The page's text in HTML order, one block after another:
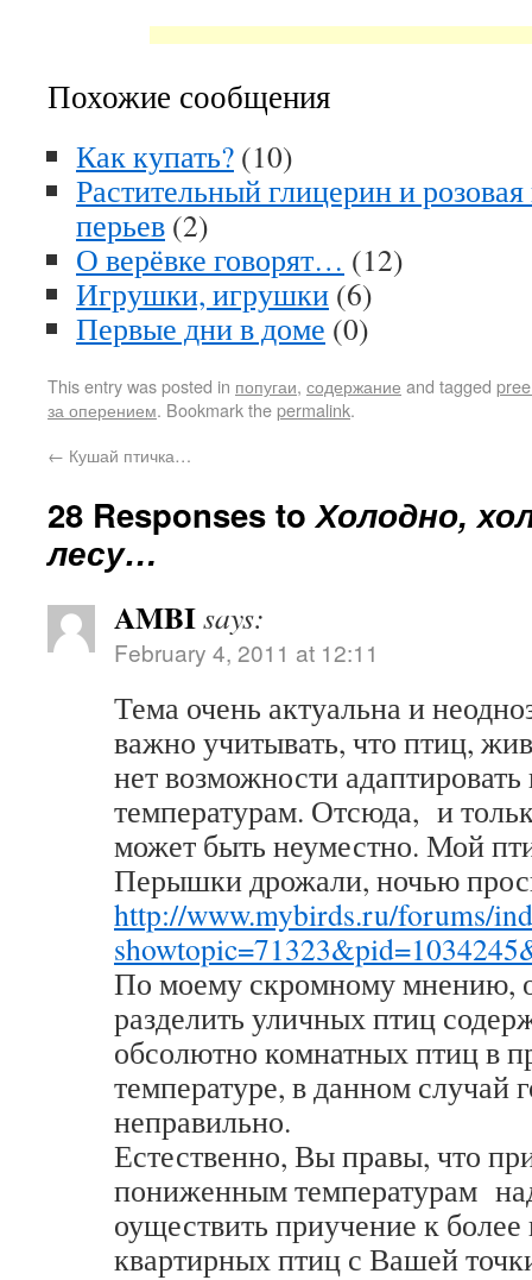
Похожие сообщения
Как купать? (10)
Растительный глицерин и
перьев (2)
О верёвке говорят… (12)
Игрушки, игрушки (6)
Первые дни в доме (0)
This entry was posted in попугаи, содержание and tagged
за оперением. Bookmark thepermalink.
← Кушай птичка…
28 Responses toХолодно,
лесу…
AMBIsays:
February 4, 2011 at 12:11
Тема очень актуальна и
важно учитывать, что птиц,
нет возможности
температурам. Отсюда, и
может быть неуместно. Мой
Перышки дрожали, ночью
http://www.mybirds.ru/forums/
По моему скромному мнению,
разделить уличных птиц
обсолютно комнатных птиц в
температуре, в данном случай
неправильно.
Естественно, Вы правы, что
пониженным температурам
оуществить приучение к более
квартирных птиц с Вашей